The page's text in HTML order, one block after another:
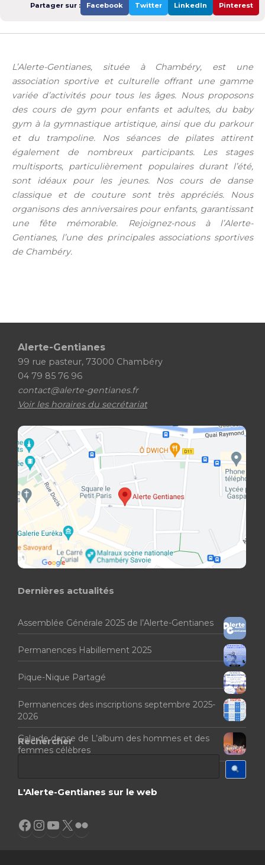
Partager sur : Facebook Twitter LinkedIn Pinterest
L’Alerte-Gentianes, située à Chambéry, est une
association sportive et culturelle offrant une gamme
variée d’activités pour tous les âges. Nous proposons
des cours de gym pour enfants et adultes, du baby
gym à la gymnastique artistique, ainsi que du parkour
et du trampoline. Nos séances de pilates attirent
également de nombreux participants. Les stages
multisports, particulièrement populaires durant l’été,
sont idéaux pour les jeunes. Nos cours de danse
classique et de couture sont très appréciés. Nous
organisons des anniversaires pour enfants, garantissant
une fête mémorable. Rejoignez-nous à l’Alerte-
Gentianes, l’une des principales associations sportives
de Chambéry.
Alerte-Gentianes
99 rue pasteur, 73000 Chambéry
04 79 85 76 96
contact@alerte-gentianes.fr
Voir les horaires du secrétariat
Dernières actualités
Assemblée Générale 2025 de l’Alerte-Gentianes
Permanences Habillement 2025
Pique-Nique Partagé
Permanences des inscriptions septembre 2025-
2026
Gala de danse de L’album des hommes et des
femmes célèbres
Rechercher
L'Alerte-Gentianes sur le web
Facebook
Instagram
YouTube
X Flickr